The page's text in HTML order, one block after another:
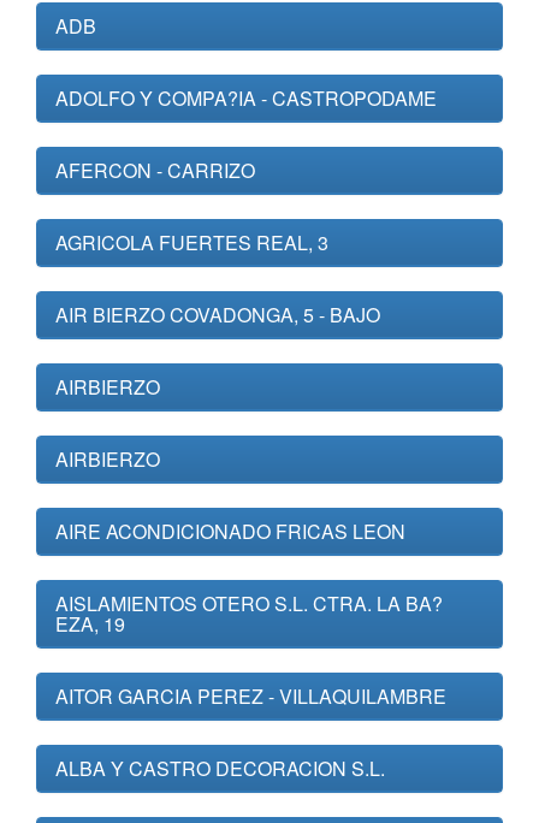
ADB
ADOLFO Y COMPA?IA - CASTROPODAME
AFERCON - CARRIZO
AGRICOLA FUERTES REAL, 3
AIR BIERZO COVADONGA, 5 - BAJO
AIRBIERZO
AIRBIERZO
AIRE ACONDICIONADO FRICAS LEON
AISLAMIENTOS OTERO S.L. CTRA. LA BA?
EZA, 19
AITOR GARCIA PEREZ - VILLAQUILAMBRE
ALBA Y CASTRO DECORACION S.L.